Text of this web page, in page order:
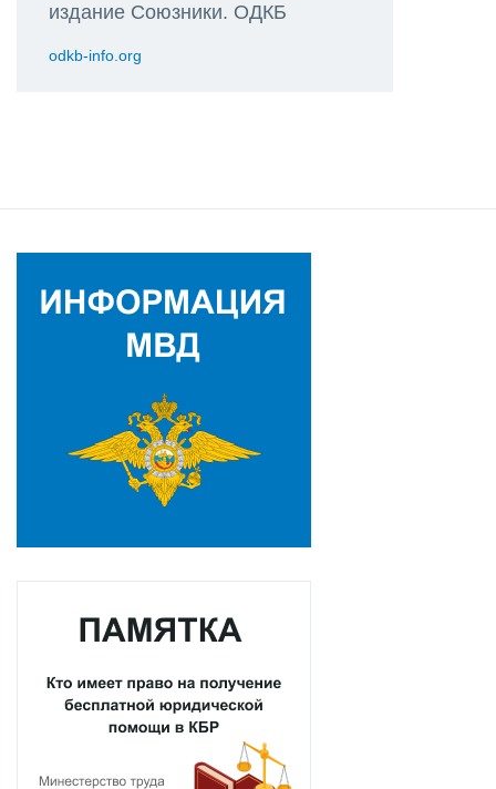
издание Союзники. ОДКБ
odkb-info.org